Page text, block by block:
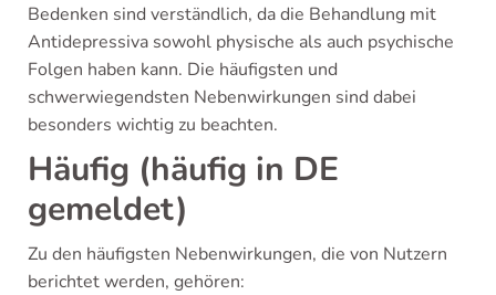
Bedenken sind verständlich, da die Behandlung mit
Antidepressiva sowohl physische als auch psychische
Folgen haben kann. Die häufigsten und
schwerwiegendsten Nebenwirkungen sind dabei
besonders wichtig zu beachten.
Häufig (häufig in DE
gemeldet)
Zu den häufigsten Nebenwirkungen, die von Nutzern
berichtet werden, gehören: